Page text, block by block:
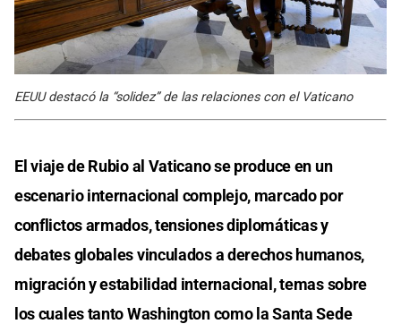
EEUU destacó la “solidez” de las relaciones con el Vaticano
El viaje de Rubio al Vaticano se produce en un
escenario internacional complejo, marcado por
conflictos armados, tensiones diplomáticas y
debates globales vinculados a derechos humanos,
migración y estabilidad internacional, temas sobre
los cuales tanto Washington como la Santa Sede